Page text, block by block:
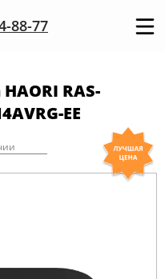
88-77
RAS-
EE